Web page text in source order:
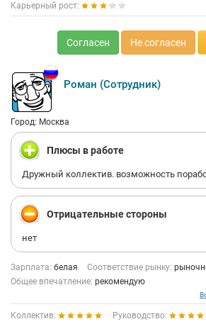
Карьерный рост:
Согласен Не согласен
Роман (Сотрудник)
Город: Москва
Плюсы в работе
Дружный коллектив. возможность
Отрицательные стороны
нет
Зарплата: белая Соответствие рынку:
Общее впечатление: рекомендую
Коллектив:
Руководство: